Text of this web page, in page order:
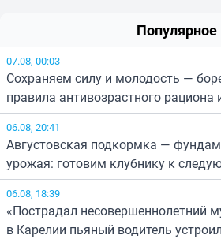
Популярное
07.08, 00:03
Сохраняем силу и молодость —
правила антивозрастного рациона
06.08, 20:41
Августовская подкормка —
урожая: готовим клубнику к
06.08, 18:39
«Пострадал несовершеннолетний
в Карелии пьяный водитель